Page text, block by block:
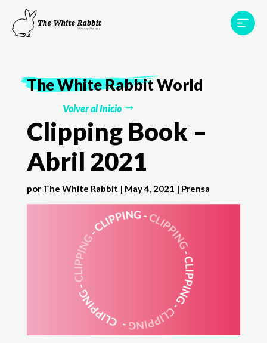
Proyectos
Testimonios
TWR World
The White RabbitWorld
Volver al Inicio
Clipping Book –
Abril 2021
por The White Rabbit | May 4, 2021 | Prensa